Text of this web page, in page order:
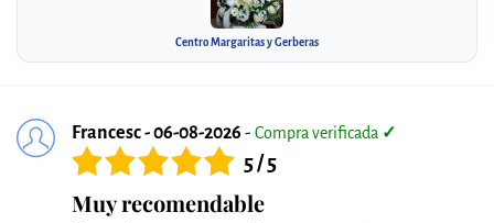
Centro Margaritas y Gerberas
Francesc - 06-08-2026 - Compra verificada ✓
5 / 5
Muy recomendable